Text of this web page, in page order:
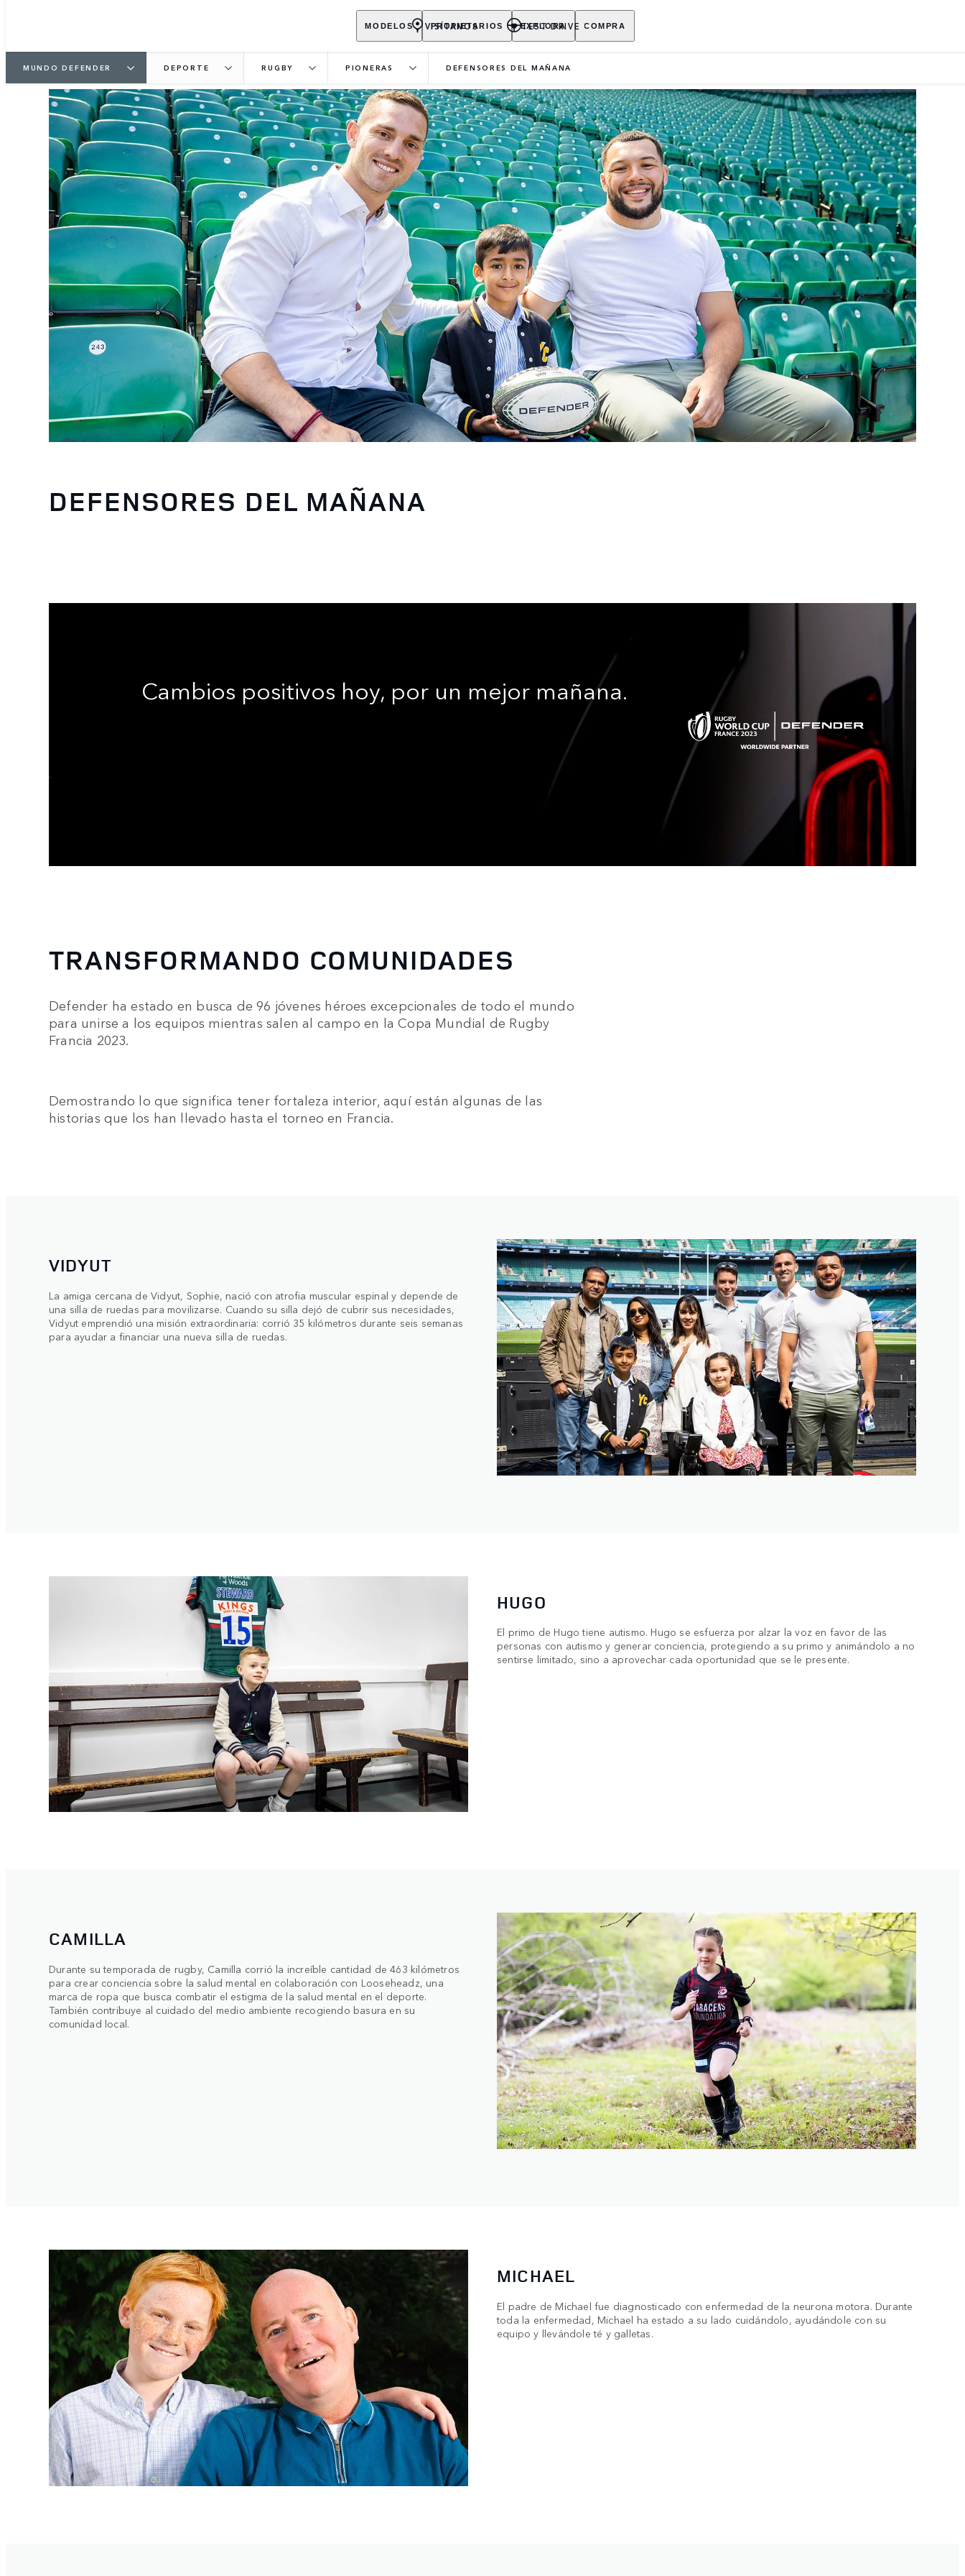
MODELOS PROPIETARIOS EXPLORA COMPRA
VISÍTANOS TEST DRIVE
MUNDO DEFENDER DEPORTE RUGBY PIONERAS DEFENSORES DEL MAÑANA
DEFENSORES DEL MAÑANA
Cambios positivos hoy, por un mejor mañana.
TRANSFORMANDO COMUNIDADES
Defender ha estado en busca de 96 jóvenes héroes excepcionales de todo el mundo
para unirse a los equipos mientras salen al campo en la Copa Mundial de Rugby
Francia 2023.
Demostrando lo que significa tener fortaleza interior, aquí están algunas de las
historias que los han llevado hasta el torneo en Francia.
VIDYUT
La amiga cercana de Vidyut, Sophie, nació con atrofia muscular espinal y depende de
una silla de ruedas para movilizarse. Cuando su silla dejó de cubrir sus necesidades,
Vidyut emprendió una misión extraordinaria: corrió 35 kilómetros durante seis semanas
para ayudar a financiar una nueva silla de ruedas.
HUGO
El primo de Hugo tiene autismo. Hugo se esfuerza por alzar la voz en favor de las
personas con autismo y generar conciencia, protegiendo a su primo y animándolo a no
sentirse limitado, sino a aprovechar cada oportunidad que se le presente.
CAMILLA
Durante su temporada de rugby, Camilla corrió la increíble cantidad de 463 kilómetros
para crear conciencia sobre la salud mental en colaboración con Looseheadz, una
marca de ropa que busca combatir el estigma de la salud mental en el deporte.
También contribuye al cuidado del medio ambiente recogiendo basura en su
comunidad local.
MICHAEL
El padre de Michael fue diagnosticado con enfermedad de la neurona motora. Durante
toda la enfermedad, Michael ha estado a su lado cuidándolo, ayudándole con su
equipo y llevándole té y galletas.